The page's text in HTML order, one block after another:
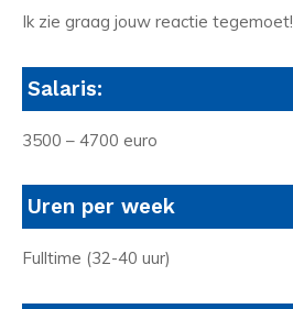
Ik zie graag jouw reactie tegemoet!
Salaris:
3500 – 4700 euro
Uren per week
Fulltime (32-40 uur)